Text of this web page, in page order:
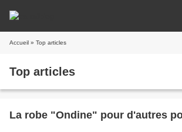
Accueil » Top articles
Top articles
La robe "Ondine" pour d'autres